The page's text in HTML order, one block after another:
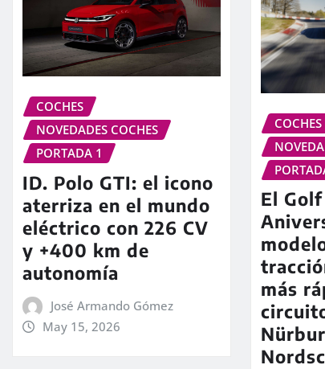
COCHES
NOVEDADES COCHES
PORTADA 1
ID. Polo GTI: el icono
aterriza en el mundo
eléctrico con 226 CV
y +400 km de
autonomía
José Armando Gómez
May 15, 2026
COCHES
El
más